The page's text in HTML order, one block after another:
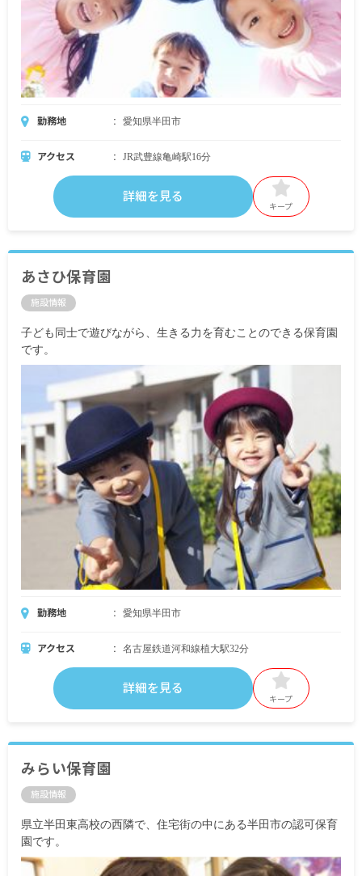
勤務地 愛知県半田市
アクセス JR武豊線亀崎駅16分
詳細を見る
キープ
あさひ保育園
施設情報
子ども同士で遊びながら、生きる力を育むことのできる保育園
です。
勤務地 愛知県半田市
アクセス 名古屋鉄道河和線植大駅32分
詳細を見る
キープ
みらい保育園
施設情報
県立半田東高校の西隣で、住宅街の中にある半田市の認可保育
園です。